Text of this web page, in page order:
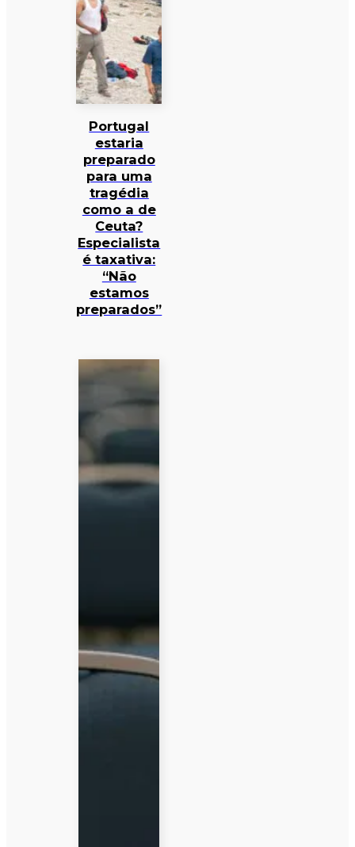
Portugal
estaria
preparado
para uma
tragédia
como a de
Ceuta?
Especialista
é taxativa:
“Não
estamos
preparados”